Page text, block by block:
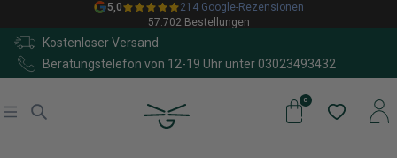
5,0
214 Google-Rezensionen
57.702 Bestellungen
Kostenloser Versand
Beratungstelefon von 12-19 Uhr unter 03023493432